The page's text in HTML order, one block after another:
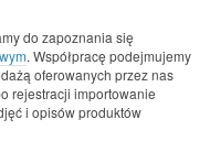
do zapoznania się
. Współpracę podejmujemy
oferowanych przez nas
rejestracji importowanie
i opisów produktów